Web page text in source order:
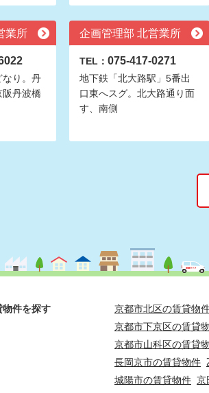
業所
なり。丹
丹波橋
企画管理部 北営業所
TEL： 075-417-0271
地下鉄「北大路駅」5番出
口東へスグ。北大路通り面
す、南側
物件を探す
京都市北区の賃貸物
京都市下京区の賃貸
京都市山科区の賃貸
長岡京市の賃貸物件
城陽市の賃貸物件 京